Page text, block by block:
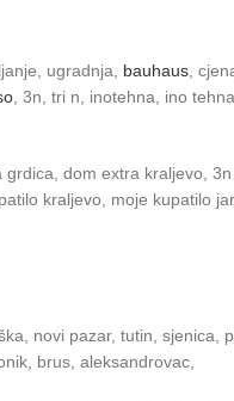
ugradnja, bauhaus,
, 3n, tri n, inotehna, ino
dom extra kraljevo,
kraljevo, moje kupatilo
novi pazar, tutin, sjenica,
brus, aleksandrovac,